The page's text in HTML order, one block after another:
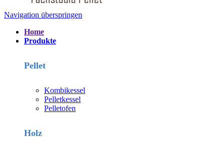
Navigation überspringen
Home
Produkte
Pellet
Kombikessel
Pelletkessel
Pelletofen
Holz